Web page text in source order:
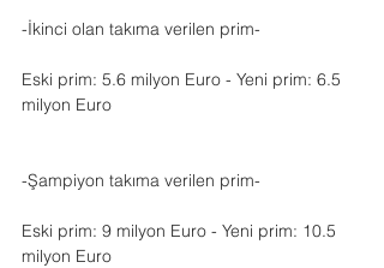
-İkinci olan takıma verilen prim-
Eski prim: 5.6 milyon Euro - Yeni prim: 6.5
milyon Euro
-Şampiyon takıma verilen prim-
Eski prim: 9 milyon Euro - Yeni prim: 10.5
milyon Euro